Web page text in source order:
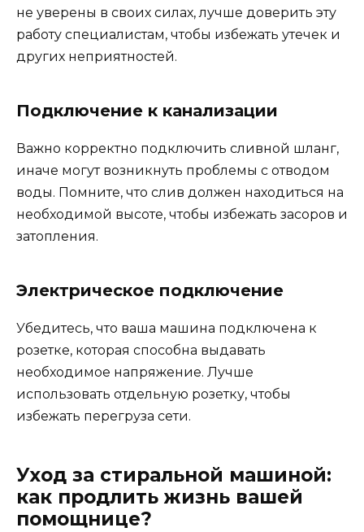
не уверены в своих силах, лучше доверить эту
работу специалистам, чтобы избежать утечек и
других неприятностей.
Подключение к канализации
Важно корректно подключить сливной шланг,
иначе могут возникнуть проблемы с отводом
воды. Помните, что слив должен находиться на
необходимой высоте, чтобы избежать засоров и
затопления.
Электрическое подключение
Убедитесь, что ваша машина подключена к
розетке, которая способна выдавать
необходимое напряжение. Лучше
использовать отдельную розетку, чтобы
избежать перегруза сети.
Уход за стиральной машиной:
как продлить жизнь вашей
помощнице?